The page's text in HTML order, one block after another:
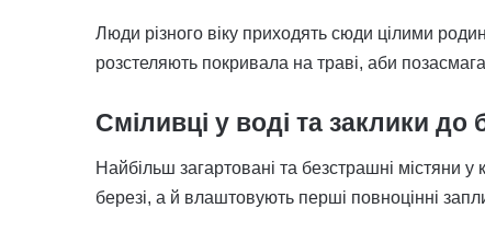
Люди різного віку приходять сюди цілими
розстеляють покривала на траві, аби
Сміливці у воді та заклики до
Найбільш загартовані та безстрашні містяни
березі, а й влаштовують перші повноцінні